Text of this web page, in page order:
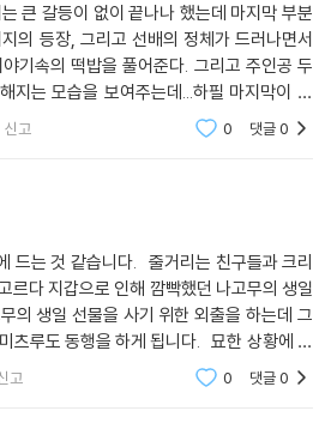
큰 갈등이 없이 끝나나 했는데 마지막 부분
의 등장, 그리고 선배의 정체가 드러나면서
기속의 떡밥을 풀어준다. 그리고 주인공 두
지는 모습을 보여주는데...하필 마지막이 졸
끝나는 줄 알았다. 하지만 보니까 이 이후의
신고 0 댓글0
다. 줄거리는 친구들과 크리
동행을 하게 됩니다. 묘한 상황에 잠
생일 선물을 깜빡
고 0 댓글0